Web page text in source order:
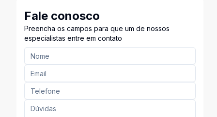
Fale conosco
Preencha os campos para que um de nossos
especialistas entre em contato